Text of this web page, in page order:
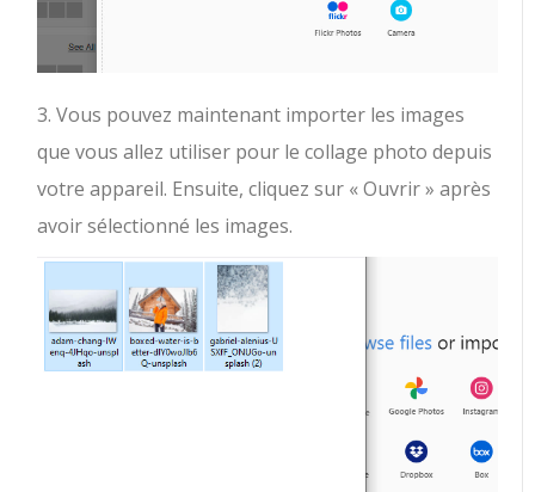
3. Vous pouvez maintenant importer les images
que vous allez utiliser pour le collage photo depuis
votre appareil. Ensuite, cliquez sur « Ouvrir » après
avoir sélectionné les images.